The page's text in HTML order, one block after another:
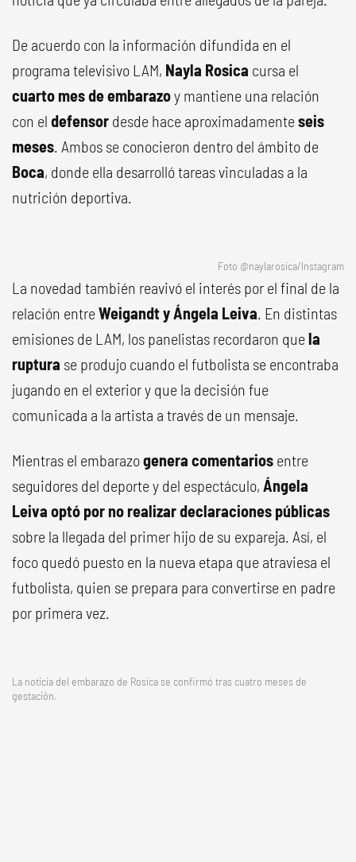
De acuerdo con la información difundida en el
programa televisivo LAM, Nayla Rosica cursa el
cuarto mes de embarazoy mantiene una relación
con el defensor desde hace aproximadamenteseis
meses. Ambos se conocieron dentro del ámbito de
Boca, donde ella desarrolló tareas vinculadas a la
nutrición deportiva.
Foto @naylarosica/Instagram
La novedad también reavivó el interés por el final de la
relación entreWeigandt y Ángela Leiva. En distintas
emisiones de LAM, los panelistas recordaron quela
ruptura se produjo cuando el futbolista se encontraba
jugando en el exterior y que la decisión fue
comunicada a la artista a través de un mensaje.
Mientras el embarazogenera comentarios entre
seguidores del deporte y del espectáculo, Ángela
Leiva optó por no realizar declaraciones públicas
sobre la llegada del primer hijo de su expareja. Así, el
foco quedó puesto en la nueva etapa que atraviesa el
futbolista, quien se prepara para convertirse en padre
por primera vez.
La noticia del embarazo de Rosica se confirmó tras cuatro meses de
gestación.